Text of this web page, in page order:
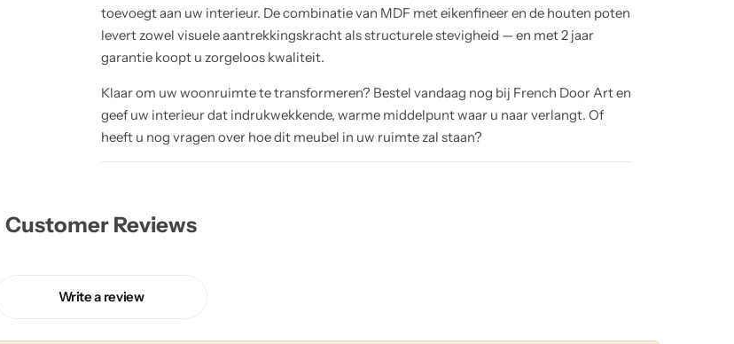
toevoegt aan uw interieur. De combinatie van MDF met eikenfineer en de houten poten
levert zowel visuele aantrekkingskracht als structurele stevigheid — en met 2 jaar
garantie koopt u zorgeloos kwaliteit.
Klaar om uw woonruimte te transformeren? Bestel vandaag nog bij French Door Art en
geef uw interieur dat indrukwekkende, warme middelpunt waar u naar verlangt. Of
heeft u nog vragen over hoe dit meubel in uw ruimte zal staan?
Customer Reviews
Write a review